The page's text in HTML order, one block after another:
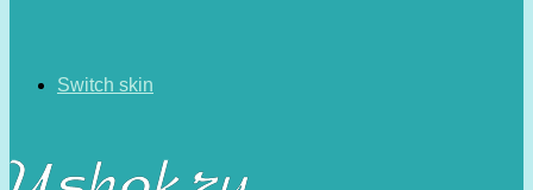
Switch skin